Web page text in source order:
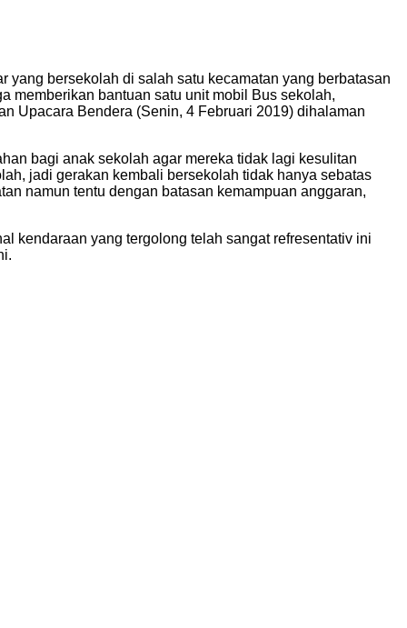
yang bersekolah di salah satu kecamatan yang berbatasan
memberikan bantuan satu unit mobil Bus sekolah,
Upacara Bendera (Senin, 4 Februari 2019) dihalaman
bagi anak sekolah agar mereka tidak lagi kesulitan
jadi gerakan kembali bersekolah tidak hanya sebatas
namun tentu dengan batasan kemampuan anggaran,
kendaraan yang tergolong telah sangat refresentativ ini